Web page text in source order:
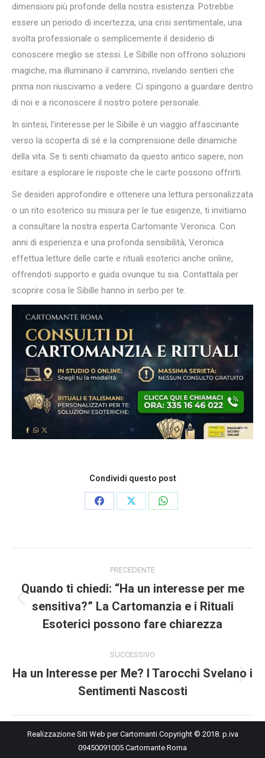
dimensioni più profonde della nostra esistenza. Potrebbe
essere un periodo di incertezza, una crisi sentimentale, una
svolta professionale o semplicemente il desiderio di
conoscere meglio se stessi. Le Sibille non offrono soluzioni
magiche, ma illuminano il cammino, rivelando sentieri che
prima non riuscivamo a vedere. Ci spingono a guardare dentro
di noi e a riconoscere il nostro potere personale.
In sintesi, l’interesse per le Sibille è un viaggio affascinante
verso la scoperta di sé e la comprensione delle dinamiche
della vita. Se ti senti chiamato da questo antico sapere, non
esitare a esplorare le risposte che le carte possono offrirti.
Se desideri approfondire e ottenere una lettura personalizzata
o un rito esoterico su misura per le tue esigenze, ti invitiamo
a consultare la nostra esperta Cartomante Veronica. Con
anni di esperienza e una profonda sensibilità, Veronica
effettua letture delle carte e rituali esoterici anche online,
offrendoti supporto e guida ovunque tu sia. Contattala per
scoprire cosa le Sibille hanno in serbo per te.
Condividi questo post
Condividi
Facebook
Condividi
X
Condividi
WhatsApp
post
PRECEDENTE
Post
precedente:
Quando ti chiedi: “Ha un interesse per me
sensitiva?” La Cartomanzia e i Rituali
Esoterici possono fare chiarezza
SUCCESSIVO
post:
Ha un Interesse per Me? I Tarocchi Svelano i
Sentimenti Nascosti
Realizzazione Siti Web per Cartomanti Copyright © 2018. p.iva
09450091005 Cartomante Roma